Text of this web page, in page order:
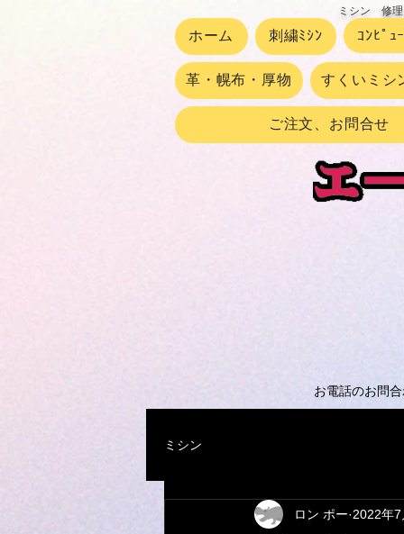
ホーム 刺繍ﾐｼﾝ ｺﾝﾋﾟｭ
革・幌布・厚物 すくいミシ
ご注文、お問合せ
ミシン 修理
お電話のお問
ミシン
ロン ポー 2022年